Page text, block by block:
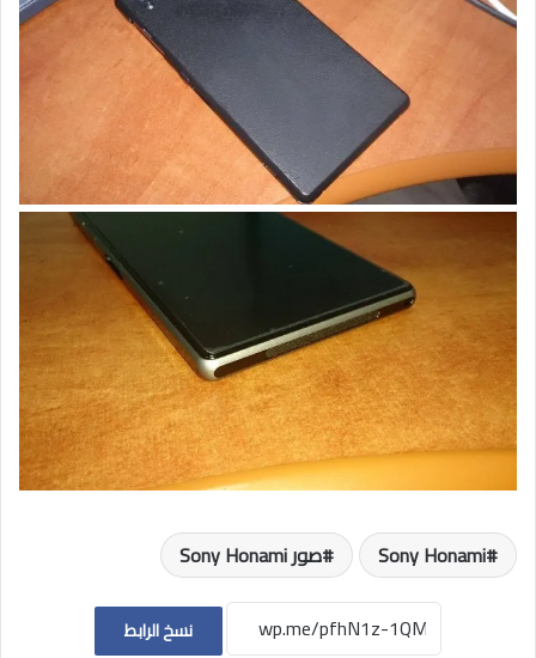
Sony Honami صور Sony Honami
نسخ الرابط